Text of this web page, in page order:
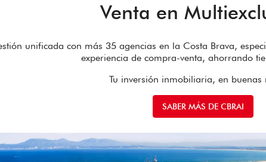
Venta en
unificada con más 35 agencias en la Costa Brava,
experiencia de compra-venta, ahorrando
Tu inversión inmobiliaria, en buenas
SABER MÁS DE CBRAI